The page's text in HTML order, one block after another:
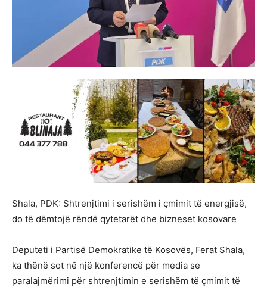
Shala, PDK: Shtrenjtimi i serishëm i çmimit të energjisë,
do të dëmtojë rëndë qytetarët dhe bizneset kosovare
Deputeti i Partisë Demokratike të Kosovës, Ferat Shala,
ka thënë sot në një konferencë për media se
paralajmërimi për shtrenjtimin e serishëm të çmimit të